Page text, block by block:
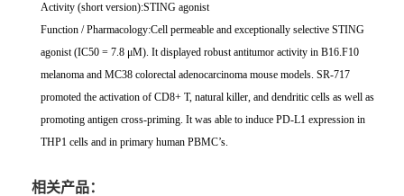
Activity (short version):STING agonist
Function / Pharmacology:Cell permeable and exceptionally selective STING
agonist (IC50 = 7.8 μM). It displayed robust antitumor activity in B16.F10
melanoma and MC38 colorectal adenocarcinoma mouse models. SR-717
promoted the activation of CD8+ T, natural killer, and dendritic cells as well as
promoting antigen cross-priming. It was able to induce PD-L1 expression in
THP1 cells and in primary human PBMC’s.
相关产品：